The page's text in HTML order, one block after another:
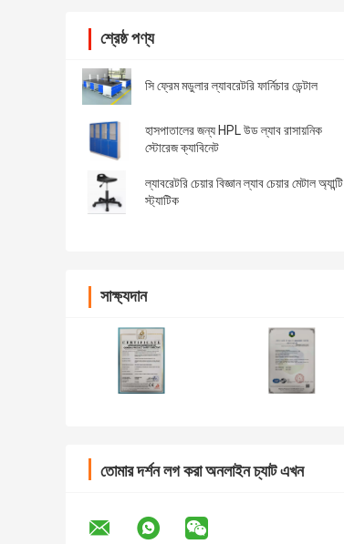
শ্রেষ্ঠ পণ্য
সি ফ্রেম মডুলার ল্যাবরেটরি ফার্নিচার ডেন্টাল
হাসপাতালের জন্য HPL উড ল্যাব রাসায়নিক
স্টোরেজ ক্যাবিনেট
ল্যাবরেটরি চেয়ার বিজ্ঞান ল্যাব চেয়ার মেটাল অ্যান্টি
স্ট্যাটিক
সাক্ষ্যদান
তোমার দর্শন লগ করা অনলাইন চ্যাট এখন